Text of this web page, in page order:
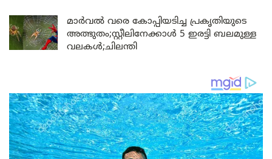
മാർവൽ വരെ കോപ്പിയടിച്ച പ്രകൃതിയുടെ
അത്ഭുതം;സ്റ്റീലിനേക്കാൾ 5 ഇരട്ടി ബലമുള്ള
വലകൾ;ചിലന്തി